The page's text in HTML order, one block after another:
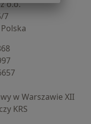
o.o.
7
w Warszawie XII
KRS